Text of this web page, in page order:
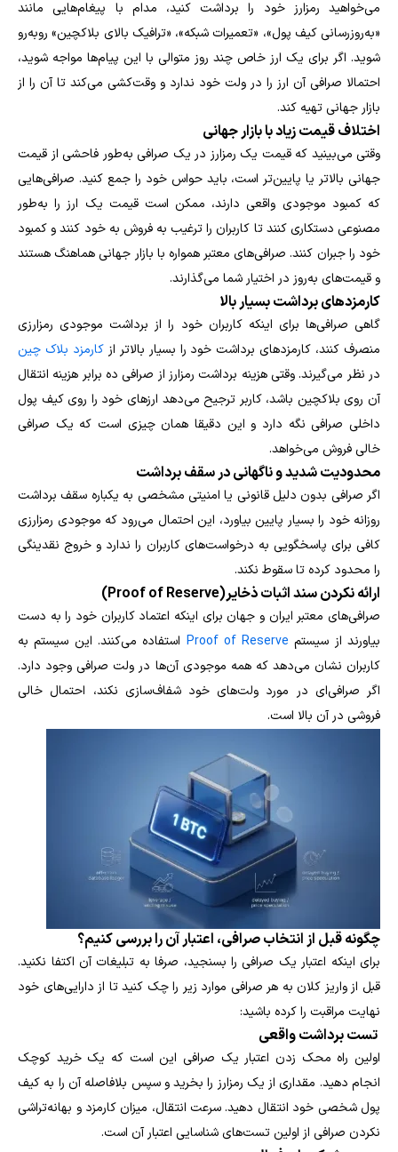
می‌خواهید رمزارز خود را برداشت کنید، مدام با پیغام‌هایی مانند
«به‌روزرسانی کیف پول»، «تعمیرات شبکه»، «ترافیک بالای بلاکچین» روبه‌رو
شوید. اگر برای یک ارز خاص چند روز متوالی با این پیام‌ها مواجه شوید،
احتمالا صرافی آن ارز را در ولت خود ندارد و وقت‌کشی می‌کند تا آن را از
بازار جهانی تهیه کند.
اختلاف قیمت زیاد با بازار جهانی
وقتی می‌بینید که قیمت یک رمزارز در یک صرافی به‌طور فاحشی از قیمت
جهانی بالاتر یا پایین‌تر است، باید حواس خود را جمع کنید. صرافی‌هایی
که کمبود موجودی واقعی دارند، ممکن است قیمت یک ارز را به‌طور
مصنوعی دستکاری کنند تا کاربران را ترغیب به فروش به خود کنند و کمبود
خود را جبران کنند. صرافی‌های معتبر همواره با بازار جهانی هماهنگ هستند
و قیمت‌های به‌روز در اختیار شما می‌گذارند.
کارمزدهای برداشت بسیار بالا
گاهی صرافی‌ها برای اینکه کاربران خود را از برداشت موجودی رمزارزی
منصرف کنند، کارمزدهای برداشت خود را بسیار بالاتر ازکارمزد بلاک چین
در نظر می‌گیرند. وقتی هزینه برداشت رمزارز از صرافی ده برابر هزینه انتقال
آن روی بلاکچین باشد، کاربر ترجیح می‌دهد ارزهای خود را روی کیف پول
داخلی صرافی نگه دارد و این دقیقا همان چیزی است که یک صرافی
خالی فروش می‌خواهد.
محدودیت شدید و ناگهانی در سقف برداشت
اگر صرافی بدون دلیل قانونی یا امنیتی مشخصی به یکباره سقف برداشت
روزانه خود را بسیار پایین بیاورد، این احتمال می‌رود که موجودی رمزارزی
کافی برای پاسخگویی به درخواست‌های کاربران را ندارد و خروج نقدینگی
را محدود کرده تا سقوط نکند.
ارائه نکردن سند اثبات ذخایر(Proof of Reserve)
صرافی‌های معتبر ایران و جهان برای اینکه اعتماد کاربران خود را به دست
بیاورند از سیستم Proof of Reserve استفاده می‌کنند. این سیستم به
کاربران نشان می‌دهد که همه موجودی آن‌ها در ولت صرافی وجود دارد.
اگر صرافی‌ای در مورد ولت‌های خود شفاف‌سازی نکند، احتمال خالی
فروشی در آن بالا است.
چگونه قبل از انتخاب صرافی، اعتبار آن را بررسی کنیم؟
برای اینکه اعتبار یک صرافی را بسنجید، صرفا به تبلیغات آن اکتفا نکنید.
قبل از واریز کلان به هر صرافی موارد زیر را چک کنید تا از دارایی‌های خود
نهایت مراقبت را کرده باشید:
تست برداشت واقعی
اولین راه محک زدن اعتبار یک صرافی این است که یک خرید کوچک
انجام دهید. مقداری از یک رمزارز را بخرید و سپس بلافاصله آن را به کیف
پول شخصی خود انتقال دهید. سرعت انتقال، میزان کارمزد و بهانه‌تراشی
نکردن صرافی از اولین تست‌های شناسایی اعتبار آن است.